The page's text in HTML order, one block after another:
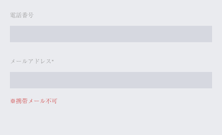
電話番号
メールアドレス
※携帯メール不可